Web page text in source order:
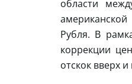
области
Рубля. В
коррекции
отскок вверх